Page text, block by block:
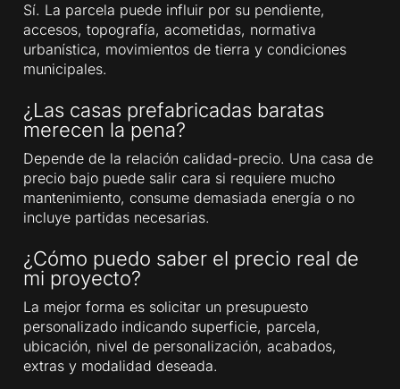
Sí. La parcela puede influir por su pendiente,
accesos, topografía, acometidas, normativa
urbanística, movimientos de tierra y condiciones
municipales.
¿Las casas prefabricadas baratas
merecen la pena?
Depende de la relación calidad-precio. Una casa de
precio bajo puede salir cara si requiere mucho
mantenimiento, consume demasiada energía o no
incluye partidas necesarias.
¿Cómo puedo saber el precio real de
mi proyecto?
La mejor forma es solicitar un presupuesto
personalizado indicando superficie, parcela,
ubicación, nivel de personalización, acabados,
extras y modalidad deseada.